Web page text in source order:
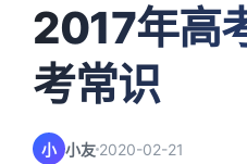
2017年高
考常识
小 小友 2020-02-21